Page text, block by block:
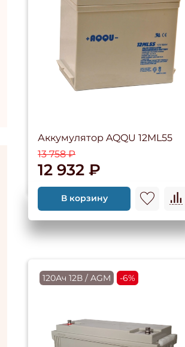
Аккумулятор AQQU 12ML55
13 758 ₽
12 932 ₽
В корзину
120Ач 12В / AGM -6%